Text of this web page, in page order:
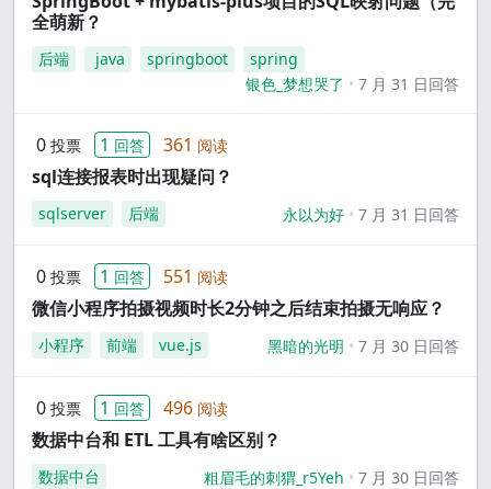
全萌新？
后端 java springboot
spring
银色_梦想哭了
7 月 31 日回答
0 投票 1 回答 361 阅读
sql连接报表时出现疑问？
sqlserver 后端 永以为好 7 月 31 日回答
0 投票 1 回答 551 阅读
微信小程序拍摄视频时长2分钟之后结束拍摄无响应？
小程序 前端 vue.js 黑暗的光明 7 月 30 日回答
0 投票 1 回答 496 阅读
数据中台和 ETL 工具有啥区别？
数据中台 粗眉毛的刺猬_r5Yeh 7 月 30 日回答